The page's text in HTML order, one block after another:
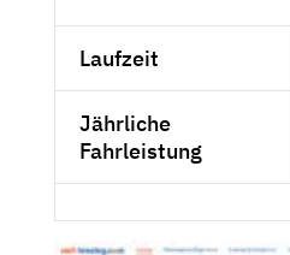
Laufzeit
Jährliche
Fahrleistung